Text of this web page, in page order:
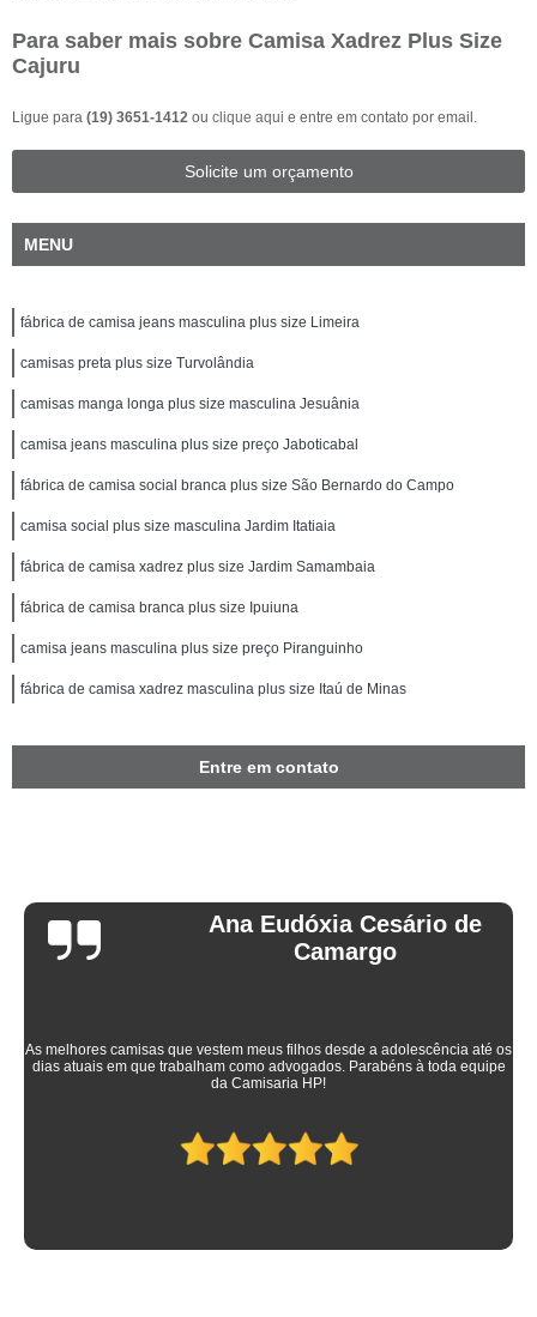
Para saber mais sobre Camisa Xadrez Plus Size
Cajuru
Ligue para (19) 3651-1412 ou clique aqui e entre em contato por email.
Solicite um orçamento
MENU
fábrica de camisa jeans masculina plus size Limeira
camisas preta plus size Turvolândia
camisas manga longa plus size masculina Jesuânia
camisa jeans masculina plus size preço Jaboticabal
fábrica de camisa social branca plus size São Bernardo do Campo
camisa social plus size masculina Jardim Itatiaia
fábrica de camisa xadrez plus size Jardim Samambaia
fábrica de camisa branca plus size Ipuiuna
camisa jeans masculina plus size preço Piranguinho
fábrica de camisa xadrez masculina plus size Itaú de Minas
Entre em contato
Ana Eudóxia Cesário de
Camargo
As melhores camisas que vestem meus filhos desde a adolescência até os
dias atuais em que trabalham como advogados. Parabéns à toda equipe
da Camisaria HP!